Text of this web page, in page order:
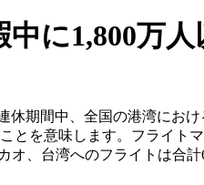
に1,800万
休期間中、全国の港湾にお
とを意味します。フライト
オ、台湾へのフライトは合計